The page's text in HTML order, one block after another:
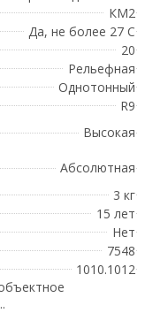
КМ2
Да, не более 27 С
20
Рельефная
Однотонный
R9
Высокая
Абсолютная
3 кг
15 лет
Нет
7548
1010.1012